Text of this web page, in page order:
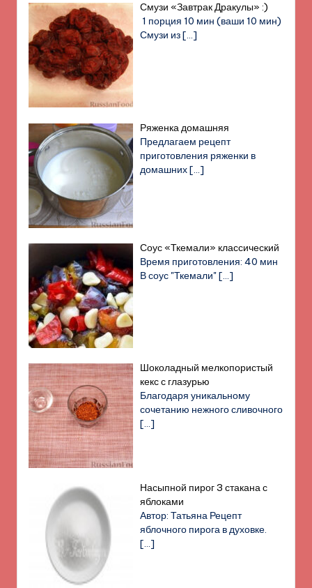
Смузи «Завтрак Дракулы» :)
1 порция 10 мин (ваши 10 мин)
Смузи из[…]
Ряженка домашняя
Предлагаем рецепт
приготовления ряженки в
домашних[…]
Соус «Ткемали» классический
Время приготовления: 40 мин
В соус "Ткемали"[…]
Шоколадный мелкопористый
кекс с глазурью
Благодаря уникальному
сочетанию нежного сливочного
[…]
Насыпной пирог 3 стакана с
яблоками
Автор: Татьяна Рецепт
яблочного пирога в духовке.
[…]